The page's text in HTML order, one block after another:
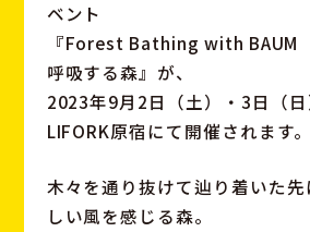
ベント
『Forest Bathing with
呼吸する森』が、
2023年9月2日（土）・3日（
LIFORK原宿にて開催されます。
木々を通り抜けて辿り着いた先
しい風を感じる森。